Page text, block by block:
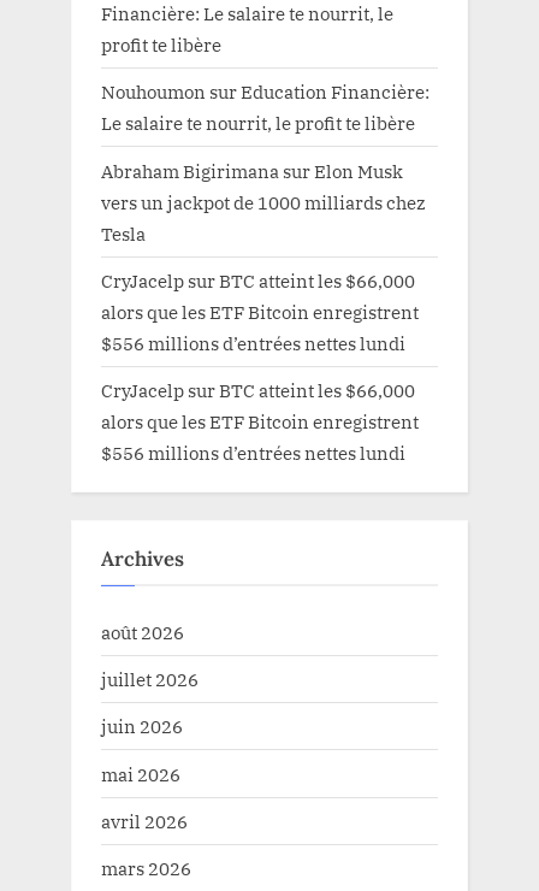
Financière: Le salaire te nourrit, le
profit te libère
Nouhoumon surEducation Financière:
Le salaire te nourrit, le profit te libère
Abraham Bigirimana surElon Musk
vers un jackpot de 1000 milliards chez
Tesla
CryJacelp surBTC atteint les $66,000
alors que les ETF Bitcoin enregistrent
$556 millions d’entrées nettes lundi
CryJacelp surBTC atteint les $66,000
alors que les ETF Bitcoin enregistrent
$556 millions d’entrées nettes lundi
Archives
août 2026
juillet 2026
juin 2026
mai 2026
avril 2026
mars 2026